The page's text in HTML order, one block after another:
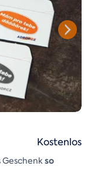
Geschenkso
Kostenlos